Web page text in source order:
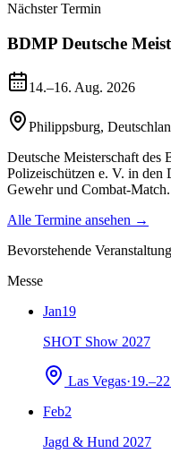
Nächster Termin
BDMP Deutsche
14.–16. Aug. 2026
Philippsburg,
Deutsche Meisterschaft des
Polizeischützen e. V. in
Gewehr und Combat-Match.
Alle Termine ansehen →
Bevorstehende
Messe
Jan19
SHOT Show 2027
Las Vegas·
Feb2
Jagd & Hund 2027